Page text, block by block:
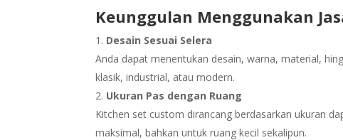
Keunggulan Menggunakan
Desain Sesuai Selera
Anda dapat menentukan desain, warna, material,
klasik, industrial, atau modern.
Ukuran Pas dengan Ruang
Kitchen set custom dirancang berdasarkan ukuran
maksimal, bahkan untuk ruang kecil sekalipun.